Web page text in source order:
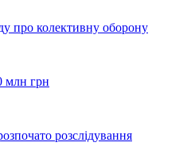
про колективну оборону
млн грн
розслідування